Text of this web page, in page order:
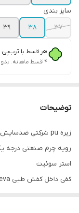
سایز بندی
37
38
39
هر قسط با ترب‌پی:
۴ قسط ماهانه. بدون سود، چک و ضامن.
توضیحات
زیره pu شرکتی ضدسایش و شکستگی
رویه چرم صنعتی درجه
استر سوئیت
کفی داخل کفش طبی eva